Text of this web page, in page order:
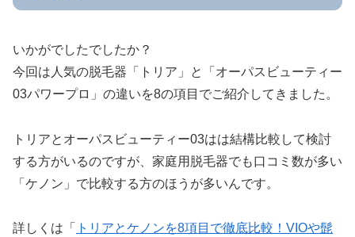
いかがでしたでしたか？
今回は人気の脱毛器「トリア」と「オーパスビューティー
03パワープロ」の違いを8の項目でご紹介してきました。
トリアとオーパスビューティー03はは結構比較して検討
する方がいるのですが、家庭用脱毛器でも口コミ数が多い
「ケノン」で比較する方のほうが多いんです。
詳しくは「
トリアとケノンを8項目で徹底比較！VIOや髭